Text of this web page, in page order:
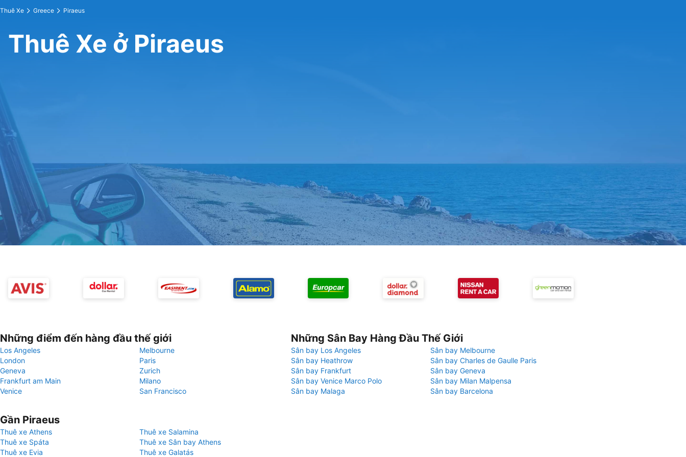
Thuê Xe Greece Piraeus
Thuê Xe ở Piraeus
Những điểm đến hàng đầu thế giới
Los Angeles
Melbourne
London
Paris
Geneva
Zurich
Frankfurt am Main
Milano
Venice
San Francisco
Những Sân Bay Hàng Đầu Thế Giới
Sân bay Los Angeles
Sân bay Melbourne
Sân bay Heathrow
Sân bay Charles de Gaulle Paris
Sân bay Frankfurt
Sân bay Geneva
Sân bay Venice Marco Polo
Sân bay Milan Malpensa
Sân bay Malaga
Sân bay Barcelona
Gần Piraeus
Thuê xe Athens
Thuê xe Salamina
Thuê xe Spáta
Thuê xe Sân bay Athens
Thuê xe Evia
Thuê xe Galatás